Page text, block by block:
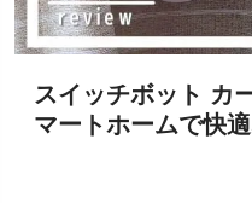
スイッチボット カ
マートホームで快